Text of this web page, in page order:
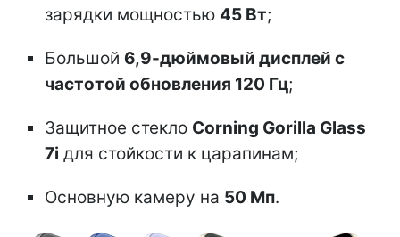
зарядки мощностью 45 Вт;
Большой 6,9-дюймовый дисплей с
частотой обновления 120 Гц;
Защитное стекло Corning Gorilla Glass
7i для стойкости к царапинам;
Основную камеру на 50 Мп.